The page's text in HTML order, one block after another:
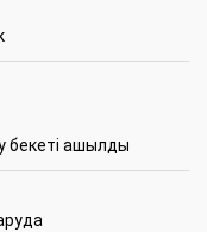
бекеті ашылды